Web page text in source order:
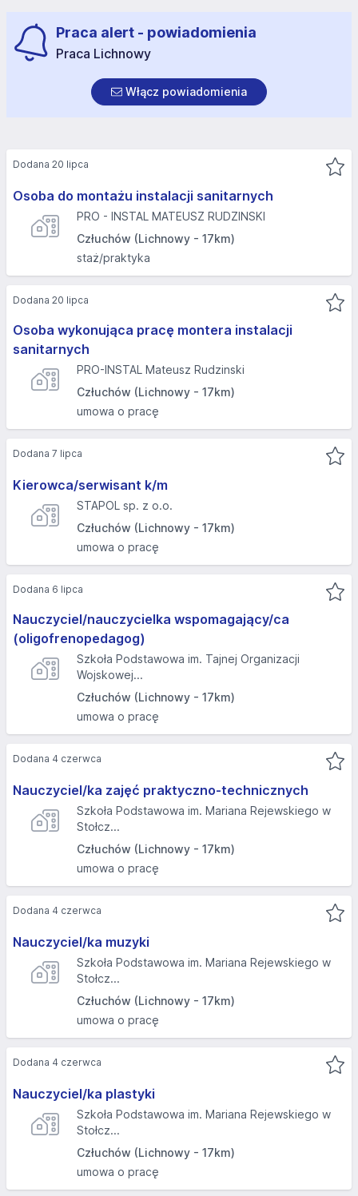
Praca alert - powiadomienia
Praca Lichnowy
Włącz powiadomienia
Osoba do montażu instalacji sanitarnych
PRO - INSTAL MATEUSZ RUDZINSKI
Człuchów (Lichnowy - 17km)
staż/praktyka
Dodana 20 lipca
Osoba wykonująca pracę montera instalacji
sanitarnych
PRO-INSTAL Mateusz Rudzinski
Człuchów (Lichnowy - 17km)
umowa o pracę
Dodana 20 lipca
Kierowca/serwisant k/m
STAPOL sp. z o.o.
Człuchów (Lichnowy - 17km)
umowa o pracę
Dodana 7 lipca
Nauczyciel/nauczycielka wspomagający/ca
(oligofrenopedagog)
Szkoła Podstawowa im. Tajnej Organizacji
Wojskowej...
Człuchów (Lichnowy - 17km)
umowa o pracę
Dodana 6 lipca
Nauczyciel/ka zajęć praktyczno-technicznych
Szkoła Podstawowa im. Mariana Rejewskiego w
Stołcz...
Człuchów (Lichnowy - 17km)
umowa o pracę
Dodana 4 czerwca
Nauczyciel/ka muzyki
Szkoła Podstawowa im. Mariana Rejewskiego w
Stołcz...
Człuchów (Lichnowy - 17km)
umowa o pracę
Dodana 4 czerwca
Nauczyciel/ka plastyki
Szkoła Podstawowa im. Mariana Rejewskiego w
Stołcz...
Człuchów (Lichnowy - 17km)
umowa o pracę
Dodana 4 czerwca